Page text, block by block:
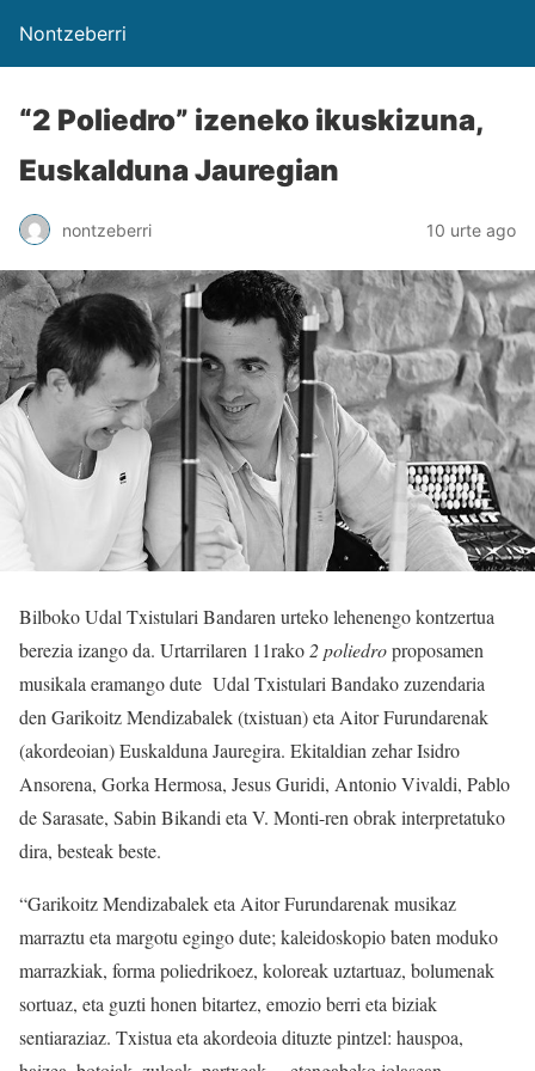
Nontzeberri
“2 Poliedro” izeneko ikuskizuna,
Euskalduna Jauregian
nontzeberri 10 urte ago
Bilboko Udal Txistulari Bandaren urteko lehenengo kontzertua
berezia izango da. Urtarrilaren 11rako2 poliedroproposamen
musikala eramango dute Udal Txistulari Bandako zuzendaria
den Garikoitz Mendizabalek (txistuan) eta Aitor Furundarenak
(akordeoian) Euskalduna Jauregira. Ekitaldian zehar Isidro
Ansorena, Gorka Hermosa, Jesus Guridi, Antonio Vivaldi, Pablo
de Sarasate, Sabin Bikandi eta V. Monti-ren obrak interpretatuko
dira, besteak beste.
“Garikoitz Mendizabalek eta Aitor Furundarenak musikaz
marraztu eta margotu egingo dute; kaleidoskopio baten moduko
marrazkiak, forma poliedrikoez, koloreak uztartuaz, bolumenak
sortuaz, eta guzti honen bitartez, emozio berri eta biziak
sentiaraziaz. Txistua eta akordeoia dituzte pintzel: hauspoa,